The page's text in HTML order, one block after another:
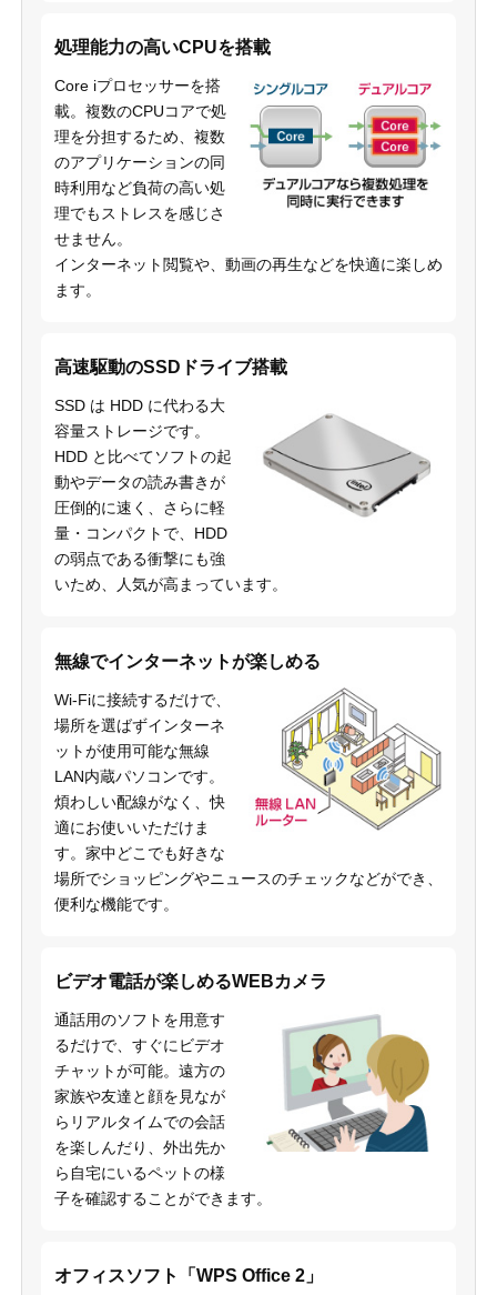
処理能力の高いCPUを搭載
Core iプロセッサーを搭
載。複数のCPUコアで処
理を分担するため、複数
のアプリケーションの同
時利用など負荷の高い処
理でもストレスを感じさ
せません。
インターネット閲覧や、動画の再生などを快適に楽しめ
ます。
高速駆動のSSDドライブ搭載
SSD は HDD に代わる大
容量ストレージです。
HDD と比べてソフトの起
動やデータの読み書きが
圧倒的に速く、さらに軽
量・コンパクトで、HDD
の弱点である衝撃にも強
いため、人気が高まっています。
無線でインターネットが楽しめる
Wi-Fiに接続するだけで、
場所を選ばずインターネ
ットが使用可能な無線
LAN内蔵パソコンです。
煩わしい配線がなく、快
適にお使いいただけま
す。家中どこでも好きな
場所でショッピングやニュースのチェックなどができ、
便利な機能です。
ビデオ電話が楽しめるWEBカメラ
通話用のソフトを用意す
るだけで、すぐにビデオ
チャットが可能。遠方の
家族や友達と顔を見なが
らリアルタイムでの会話
を楽しんだり、外出先か
ら自宅にいるペットの様
子を確認することができます。
オフィスソフト「WPS Office 2」